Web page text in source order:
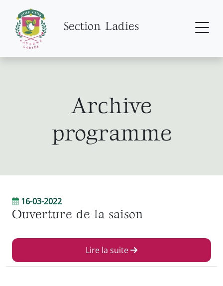
Section Ladies
Archive
programme
16-03-2022
Ouverture de la saison
Lire la suite